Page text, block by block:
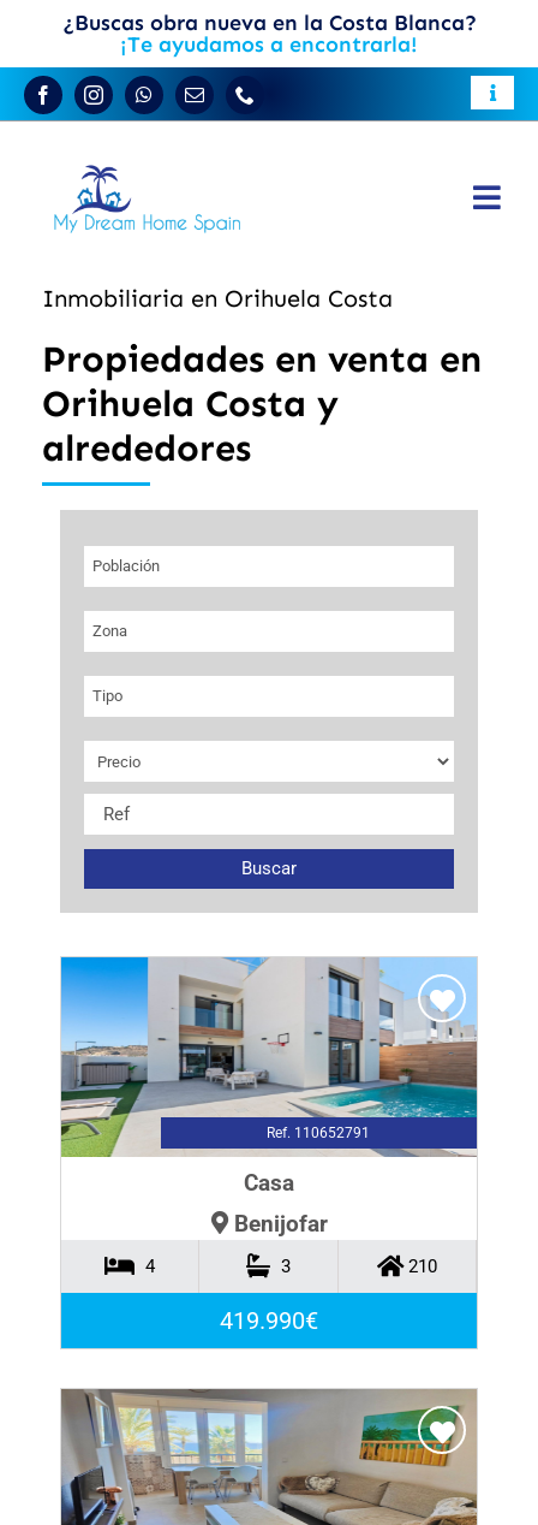
contenido
¿Buscas obra nueva en la Costa Blanca?
¡Te ayudamos a encontrarla!
Toggle
Residir en España
Casas de pueblo
Inmobiliaria en Orihuela Costa
Propiedades en venta en
Orihuela Costa y
alrededores
Población
Zona
Tipo
Buscar
Ref. 110652791
Casa
Benijofar
4 3 210
419.990€